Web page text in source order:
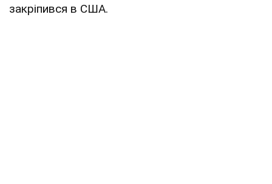
закріпився в США.